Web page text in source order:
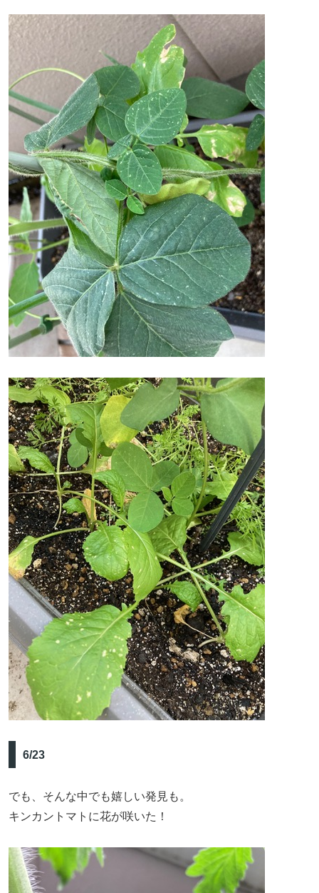
6/23
でも、そんな中でも嬉しい発見も。
キンカントマトに花が咲いた！